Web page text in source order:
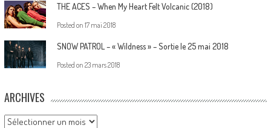
THE ACES – When My Heart Felt Volcanic (2018)
Posted on 17 mai 2018
SNOW PATROL – « Wildness » – Sortie le 25 mai 2018
Posted on 23 mars 2018
ARCHIVES
Archives